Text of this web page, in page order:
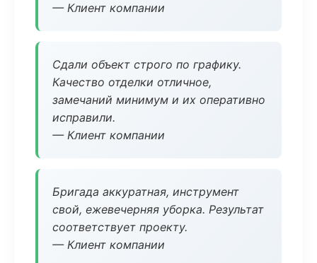
— Клиент компании
Сдали объект строго по графику.
Качество отделки отличное,
замечаний минимум и их оперативно
исправили.
— Клиент компании
Бригада аккуратная, инструмент
свой, ежевечерняя уборка. Результат
соответствует проекту.
— Клиент компании